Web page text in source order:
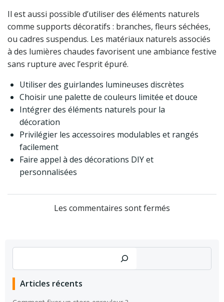
Il est aussi possible d’utiliser des éléments naturels
comme supports décoratifs : branches, fleurs séchées,
ou cadres suspendus. Les matériaux naturels associés
à des lumières chaudes favorisent une ambiance festive
sans rupture avec l’esprit épuré.
Utiliser des guirlandes lumineuses discrètes
Choisir une palette de couleurs limitée et douce
Intégrer des éléments naturels pour la
décoration
Privilégier les accessoires modulables et rangés
facilement
Faire appel à des décorations DIY et
personnalisées
Les commentaires sont fermés
Articles récents